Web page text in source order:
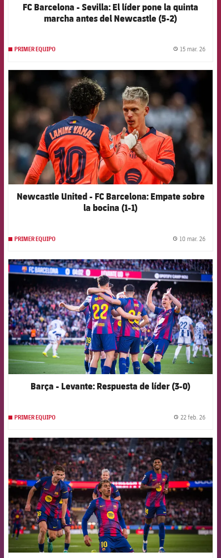
FC Barcelona - Sevilla: El líder pone la quinta
marcha antes del Newcastle (5-2)
PRIMER EQUIPO 15 mar. 26
FCB Barcelona badge
Newcastle United - FC Barcelona: Empate sobre
la bocina (1-1)
PRIMER EQUIPO 10 mar. 26
FCB Barcelona badge
Barça - Levante: Respuesta de líder (3-0)
PRIMER EQUIPO 22 feb. 26
FCB Barcelona badge